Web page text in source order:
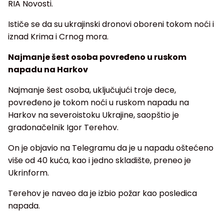
RIA Novosti.
Ističe se da su ukrajinski dronovi oboreni tokom noći i
iznad Krima i Crnog mora.
Najmanje šest osoba povređeno u ruskom
napadu na Harkov
Najmanje šest osoba, uključujući troje dece,
povređeno je tokom noći u ruskom napadu na
Harkov na severoistoku Ukrajine, saopštio je
gradonačelnik Igor Terehov.
On je objavio na Telegramu da je u napadu oštećeno
više od 40 kuća, kao i jedno skladište, preneo je
Ukrinform.
Terehov je naveo da je izbio požar kao posledica
napada.